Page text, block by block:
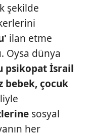
şekilde
ilan etme
Oysa dünya
psikopatİsrail
bebek, çocuk
sosyal
her